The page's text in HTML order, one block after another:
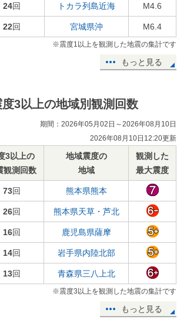
24回 トカラ列島近海 M4.6
22回 宮城県沖 M6.4
※震度1以上を観測した地震の集計です
もっと見る
度3以上の地域別観測回数
期間：2026年05月02日～2026年08月10日
2026年08月10日12:20更新
3以上の
観測回数
地域震度の
地域
観測した
最大震度
73回 熊本県熊本
26回 熊本県天草・芦北
16回 鹿児島県薩摩
14回 岩手県内陸北部
13回 青森県三八上北
※震度3以上を観測した地震の集計です
もっと見る